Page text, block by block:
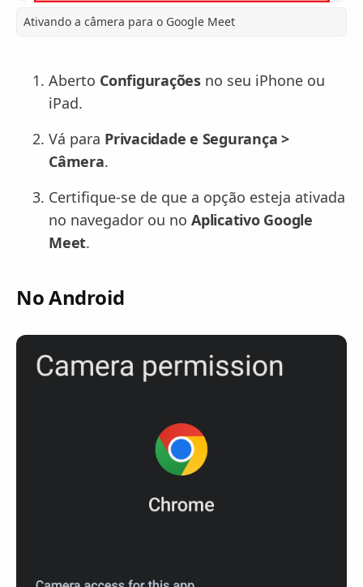
Ativando a câmera para o Google Meet
Aberto Configuraçõesno seu iPhone ou
iPad.
Vá para Privacidade e Segurança >
Câmera.
Certifique-se de que a opção esteja ativada
no navegador ou no Aplicativo Google
Meet.
No Android